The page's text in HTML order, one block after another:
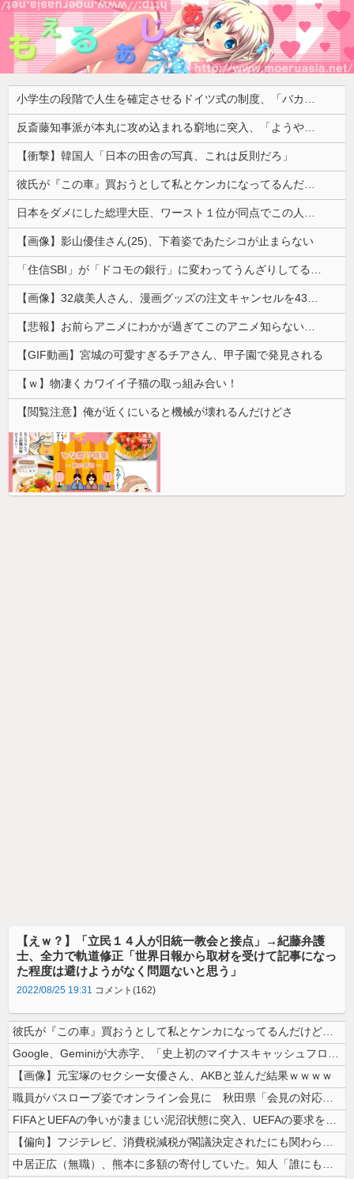
小学生の段階で人生を確定させるドイツ式の制度、「バカを振い落せるから合理的だ」と自惚れていた結果……
反斎藤知事派が本丸に攻め込まれる窮地に突入、「ようやく反撃のターンやね」と手際の良さに感心する人が続出中
【衝撃】韓国人「日本の田舎の写真、これは反則だろ」
彼氏が『この車』買おうとして私とケンカになってるんだけどｗｗｗｗｗｗ
日本をダメにした総理大臣、ワースト１位が同点でこの人ｗｗｗｗｗｗ
【画像】影山優佳さん(25)、下着姿であたシコが止まらない
「住信SBI」が「ドコモの銀行」に変わってうんざりしてるやつｗｗｗｗｗｗｗ
【画像】32歳美人さん、漫画グッズの注文キャンセルを43億円分繰り返しまくり逮捕
【悲報】お前らアニメにわかが過ぎてこのアニメ知らないｗｗｗｗｗ
【GIF動画】宮城の可愛すぎるチアさん、甲子園で発見される
【ｗ】物凄くカワイイ子猫の取っ組み合い！
【閲覧注意】俺が近くにいると機械が壊れるんだけどさ
【えｗ？】「立民１４人が旧統一教会と接点」→紀藤弁護
士、全力で軌道修正「世界日報から取材を受けて記事になっ
た程度は避けようがなく問題ないと思う」
2022/08/25 19:31 コメント(162)
彼氏が『この車』買おうとして私とケンカになってるんだけどｗｗｗｗｗｗ
Google、Geminiが大赤字、「史上初のマイナスキャッシュフロー...
【画像】元宝塚のセクシー女優さん、AKBと並んだ結果ｗｗｗｗ
職員がバスローブ姿でオンライン会見に 秋田県「会見の対応に問題があった...
FIFAとUEFAの争いが凄まじい泥沼状態に突入、UEFAの要求を呑ん...
【偏向】フジテレビ、消費税減税が閣議決定されたにも関わらず、消費税減税...
中居正広（無職）、熊本に多額の寄付していた。知人「誰にも知られなくても...